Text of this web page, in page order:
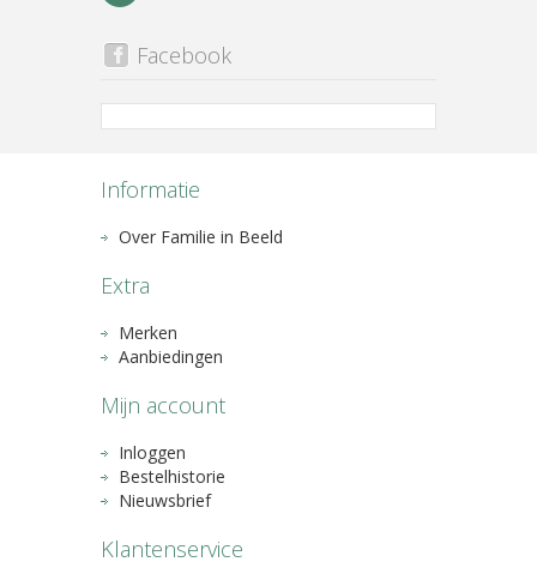
Facebook
Informatie
Over Familie in Beeld
Extra
Merken
Aanbiedingen
Mijn account
Inloggen
Bestelhistorie
Nieuwsbrief
Klantenservice